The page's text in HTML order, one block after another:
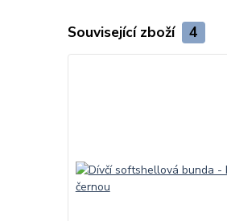
Související zboží 4